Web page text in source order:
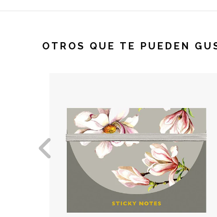
OTROS QUE TE PUEDEN